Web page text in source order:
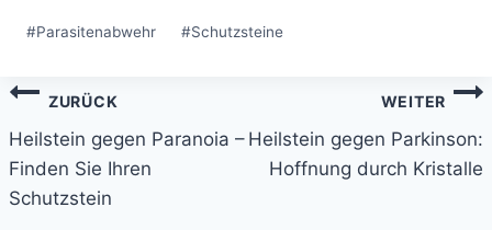
#Parasitenabwehr #Schutzsteine
Beitragsnavigation
ZURÜCK
Heilstein gegen Paranoia –
Finden Sie Ihren
Schutzstein
WEITER
Heilstein gegen Parkinson:
Hoffnung durch Kristalle